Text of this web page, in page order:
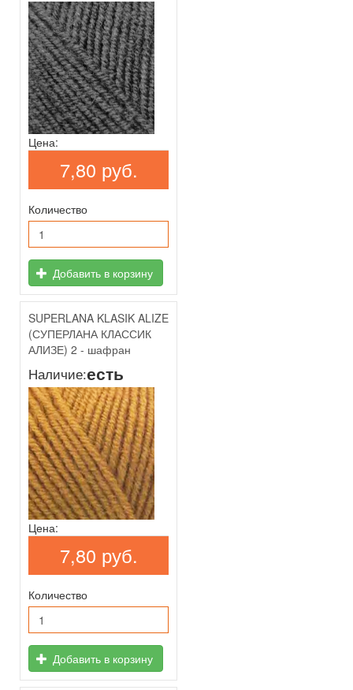
Цена:
7,80 руб.
Количество
Добавить в корзину
SUPERLANA KLASIK ALIZE
(СУПЕРЛАНА КЛАССИК
АЛИЗЕ) 2 - шафран
Наличие:есть
Цена:
7,80 руб.
Количество
Добавить в корзину